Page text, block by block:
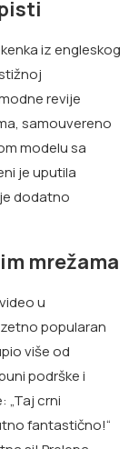
iz engleskog
revije
samouvereno
modelu sa
je uputila
dodatno
mrežama
u
popularan
više od
podrške i
„Taj crni
fantastično!“